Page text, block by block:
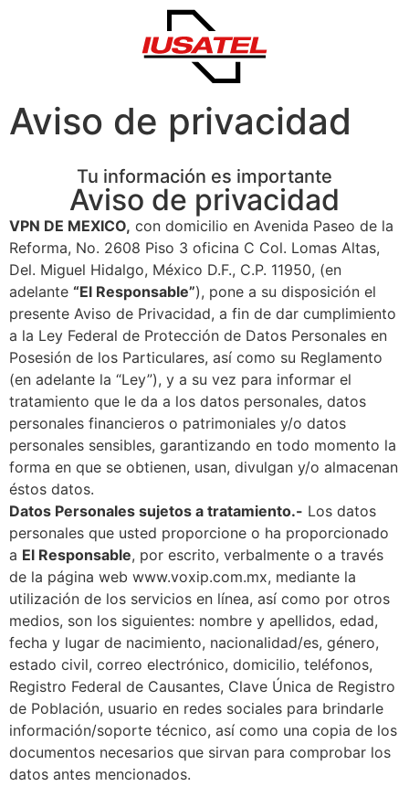
Aviso de privacidad
Tu información es importante
Aviso de privacidad
VPN DE MEXICO, con domicilio en Avenida Paseo de la
Reforma, No. 2608 Piso 3 oficina C Col. Lomas Altas,
Del. Miguel Hidalgo, México D.F., C.P. 11950, (en
adelante “El Responsable”), pone a su disposición el
presente Aviso de Privacidad, a fin de dar cumplimiento
a la Ley Federal de Protección de Datos Personales en
Posesión de los Particulares, así como su Reglamento
(en adelante la “Ley”), y a su vez para informar el
tratamiento que le da a los datos personales, datos
personales financieros o patrimoniales y/o datos
personales sensibles, garantizando en todo momento la
forma en que se obtienen, usan, divulgan y/o almacenan
éstos datos.
Datos Personales sujetos a tratamiento.- Los datos
personales que usted proporcione o ha proporcionado
a El Responsable, por escrito, verbalmente o a través
de la página web www.voxip.com.mx, mediante la
utilización de los servicios en línea, así como por otros
medios, son los siguientes: nombre y apellidos, edad,
fecha y lugar de nacimiento, nacionalidad/es, género,
estado civil, correo electrónico, domicilio, teléfonos,
Registro Federal de Causantes, Clave Única de Registro
de Población, usuario en redes sociales para brindarle
información/soporte técnico, así como una copia de los
documentos necesarios que sirvan para comprobar los
datos antes mencionados.